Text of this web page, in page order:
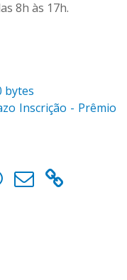
8h às 17h.
bytes
Inscrição - Prêmio